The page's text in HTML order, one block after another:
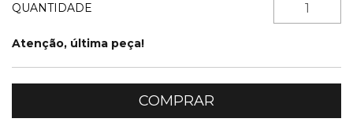
QUANTIDADE
Atenção, última peça!